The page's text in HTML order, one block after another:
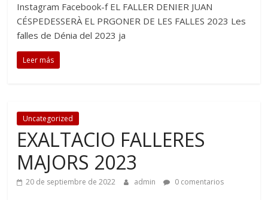
Instagram Facebook-f EL FALLER DENIER JUAN
CÉSPEDESSERÀ EL PRGONER DE LES FALLES 2023 Les
falles de Dénia del 2023 ja
Leer más
Uncategorized
EXALTACIO FALLERES
MAJORS 2023
20 de septiembre de 2022 admin 0 comentarios